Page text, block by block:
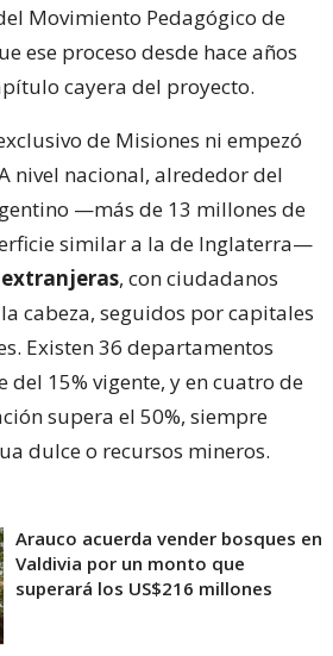
Movimiento Pedagógico de
ese proceso desde hace años
cayera del proyecto.
de Misiones ni empezó
nivel nacional, alrededor del
—más de 13 millones de
similar a la de Inglaterra—
, con ciudadanos
cabeza, seguidos por capitales
Existen 36 departamentos
del 15% vigente, y en cuatro de
supera el 50%, siempre
dulce o recursos mineros.
Arauco acuerda vender bosques en
Valdivia por un monto que
superará los US$216 millones